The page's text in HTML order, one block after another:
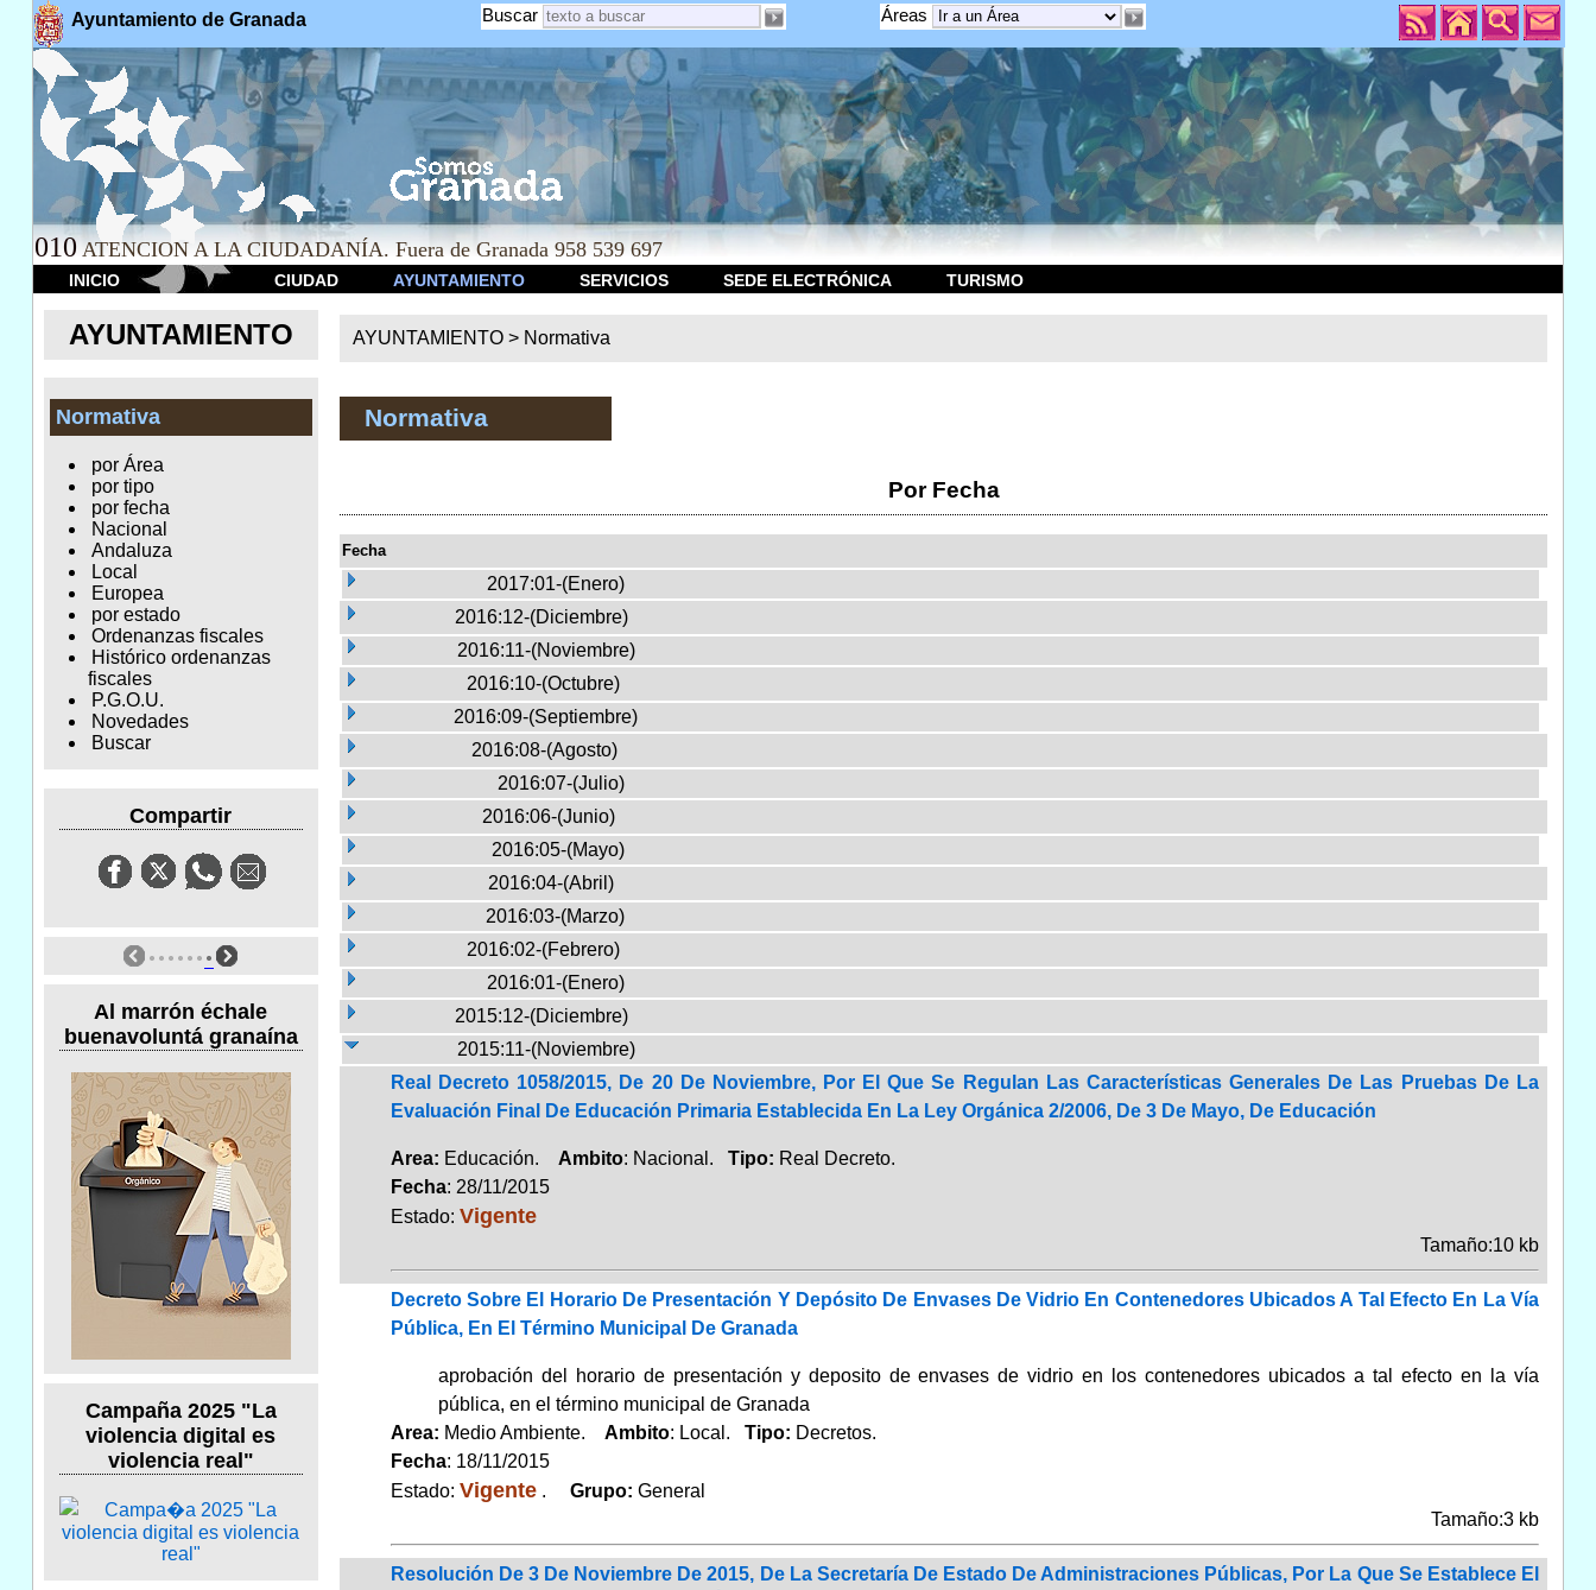
Ayuntamiento de Granada Áreas
Buscar
010 ATENCION A LA CIUDADANÍA. Fuera de Granada 958 539 697
INICIO CIUDAD AYUNTAMIENTO SERVICIOS SEDE ELECTRÓNICA TURISMO
AYUNTAMIENTO
Normativa
por Área
por tipo
por fecha
Nacional
Andaluza
Local
Europea
por estado
Ordenanzas fiscales
Histórico ordenanzas
fiscales
P.G.O.U.
Novedades
Buscar
Compartir
Al marrón échale
buenavoluntá granaína
Campaña 2025 "La
violencia digital es
violencia real"
AYUNTAMIENTO > Normativa
Normativa
Por Fecha
Fecha
2017:01-(Enero)
2016:12-(Diciembre)
2016:11-(Noviembre)
2016:10-(Octubre)
2016:09-(Septiembre)
2016:08-(Agosto)
2016:07-(Julio)
2016:06-(Junio)
2016:05-(Mayo)
2016:04-(Abril)
2016:03-(Marzo)
2016:02-(Febrero)
2016:01-(Enero)
2015:12-(Diciembre)
2015:11-(Noviembre)
Real Decreto 1058/2015, De 20 De Noviembre, Por El Que Se Regulan Las Características Generales De Las Pruebas De La
Evaluación Final De Educación Primaria Establecida En La Ley Orgánica 2/2006, De 3 De Mayo, De Educación
Area: Educación. Ambito: Nacional. Tipo: Real Decreto.
Fecha: 28/11/2015
Estado: Vigente
Tamaño:10 kb
Decreto Sobre El Horario De Presentación Y Depósito De Envases De Vidrio En Contenedores Ubicados A Tal Efecto En La Vía
Pública, En El Término Municipal De Granada
aprobación del horario de presentación y deposito de envases de vidrio en los contenedores ubicados a tal efecto en la vía
pública, en el término municipal de Granada
Area: Medio Ambiente. Ambito: Local. Tipo: Decretos.
Fecha: 18/11/2015
Estado: Vigente. Grupo: General
Tamaño:3 kb
Resolución De 3 De Noviembre De 2015, De La Secretaría De Estado De Administraciones Públicas, Por La Que Se Establece El